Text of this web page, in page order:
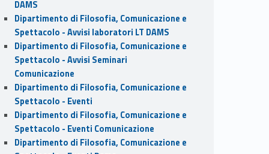
DAMS
Dipartimento di Filosofia, Comunicazione e
Spettacolo - Avvisi laboratori LT DAMS
Dipartimento di Filosofia, Comunicazione e
Spettacolo - Avvisi Seminari
Comunicazione
Dipartimento di Filosofia, Comunicazione e
Spettacolo - Eventi
Dipartimento di Filosofia, Comunicazione e
Spettacolo - Eventi Comunicazione
Dipartimento di Filosofia, Comunicazione e